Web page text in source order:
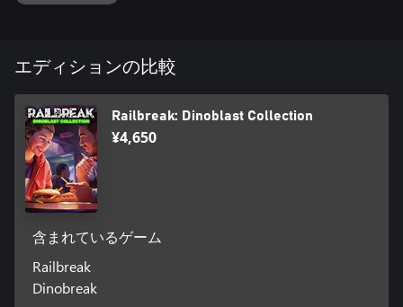
エディションの比較
Railbreak: Dinoblast Collection
¥4,650
含まれているゲーム
Railbreak
Dinobreak